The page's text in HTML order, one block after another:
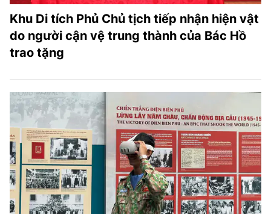
Khu Di tích Phủ Chủ tịch tiếp nhận hiện vật
do người cận vệ trung thành của Bác Hồ
trao tặng